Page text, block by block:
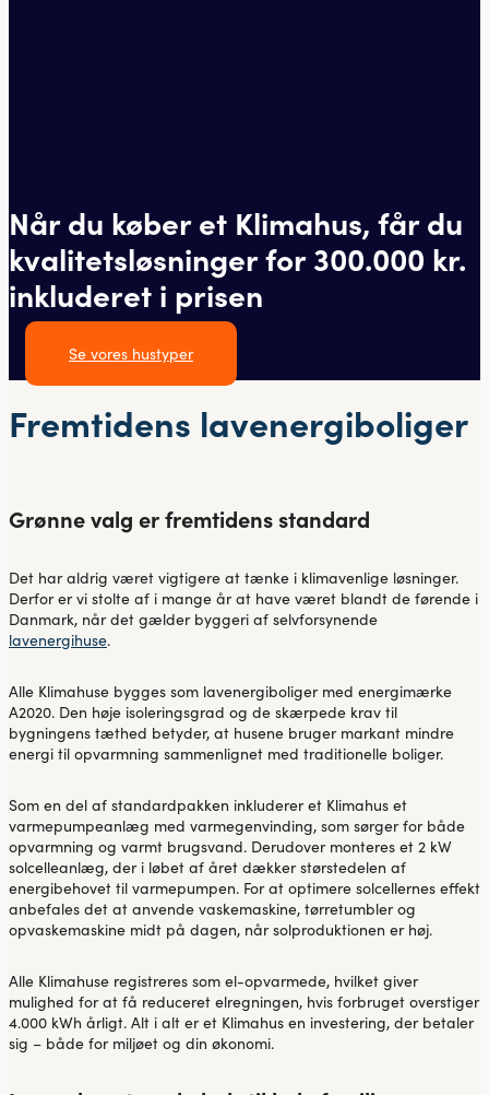
Når du køber et Klimahus, får du
kvalitetsløsninger for 300.000 kr.
inkluderet i prisen
Se vores hustyper
Fremtidens lavenergiboliger
Grønne valg er fremtidens standard
Det har aldrig været vigtigere at tænke i klimavenlige løsninger.
Derfor er vi stolte af i mange år at have været blandt de førende i
Danmark, når det gælder byggeri af selvforsynende
lavenergihuse.
Alle Klimahuse bygges som lavenergiboliger med energimærke
A2020. Den høje isoleringsgrad og de skærpede krav til
bygningens tæthed betyder, at husene bruger markant mindre
energi til opvarmning sammenlignet med traditionelle boliger.
Som en del af standardpakken inkluderer et Klimahus et
varmepumpeanlæg med varmegenvinding, som sørger for både
opvarmning og varmt brugsvand. Derudover monteres et 2 kW
solcelleanlæg, der i løbet af året dækker størstedelen af
energibehovet til varmepumpen. For at optimere solcellernes effekt
anbefales det at anvende vaskemaskine, tørretumbler og
opvaskemaskine midt på dagen, når solproduktionen er høj.
Alle Klimahuse registreres som el-opvarmede, hvilket giver
mulighed for at få reduceret elregningen, hvis forbruget overstiger
4.000 kWh årligt. Alt i alt er et Klimahus en investering, der betaler
sig – både for miljøet og din økonomi.